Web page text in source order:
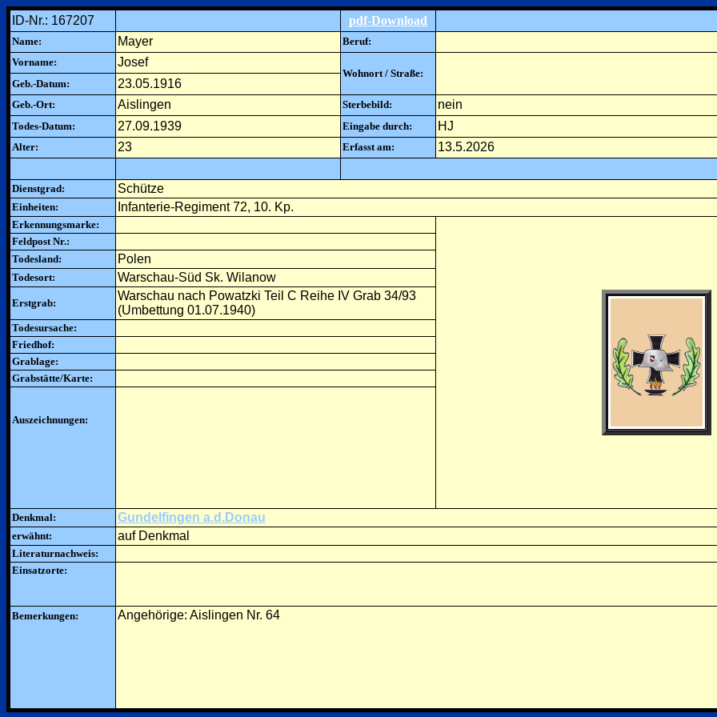
ID-Nr.: 167207 pdf-Download
Name: Mayer
Beruf:
Vorname:
Josef
Wohnort / Straße:
Geb.-Datum:
23.05.1916
Geb.-Ort: Aislingen Sterbebild: nein
Todes-Datum: 27.09.1939 Eingabe durch: HJ
Alter: 23 Erfasst am: 13.5.2026
Dienstgrad: Schütze
Einheiten: Infanterie-Regiment 72, 10. Kp.
Erkennungsmarke:
Feldpost Nr.:
Todesland:
Polen
Todesort: Warschau-Süd Sk. Wilanow
Erstgrab:
Warschau nach Powatzki Teil C Reihe IV Grab 34/93
(Umbettung 01.07.1940)
Todesursache:
Friedhof:
Grablage:
Grabstätte/Karte:
Auszeichnungen:
Denkmal: Gundelfingen a.d.Donau
erwähnt: auf Denkmal
Literaturnachweis:
Einsatzorte:
Bemerkungen: Angehörige: Aislingen Nr. 64